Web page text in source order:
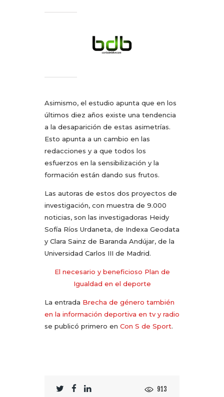
Asimismo, el estudio apunta que en los
últimos diez años existe una tendencia
a la desaparición de estas asimetrías.
Esto apunta a un cambio en las
redacciones y a que todos los
esfuerzos en la sensibilización y la
formación están dando sus frutos.
Las autoras de estos dos proyectos de
investigación, con muestra de 9.000
noticias, son las investigadoras Heidy
Sofía Ríos Urdaneta, de Indexa Geodata
y Clara Sainz de Baranda Andújar, de la
Universidad Carlos III de Madrid.
El necesario y beneficioso Plan de
Igualdad en el deporte
La entrada Brecha de género también
en la información deportiva en tv y radio
se publicó primero en Con S de Sport.
913